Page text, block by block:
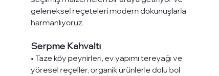
geleneksel reçeteleri modern dokunuşlarla
harmanlıyoruz.
Serpme Kahvaltı
• Taze köy peynirleri, ev yapımı tereyağı ve
yöresel reçeller, organik ürünlerle dolu bol